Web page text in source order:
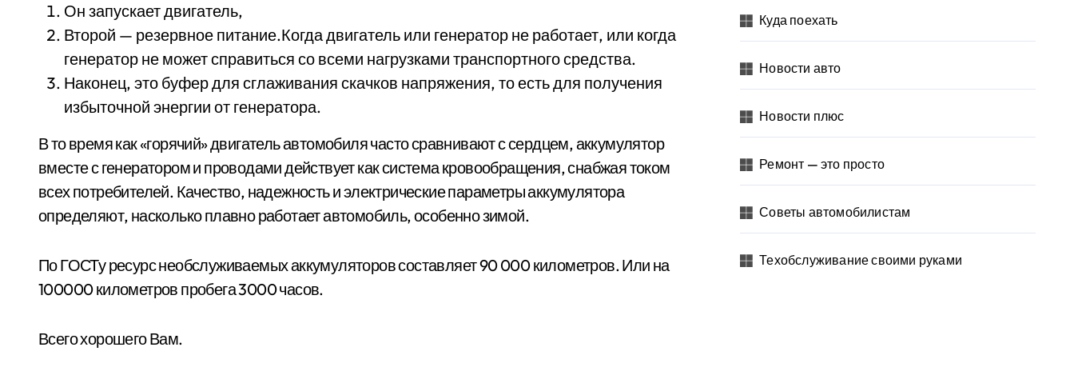
Он запускает двигатель,
Второй — резервное питание.Когда двигатель или генератор не работает, или когда
генератор не может справиться со всеми нагрузками транспортного средства.
Наконец, это буфер для сглаживания скачков напряжения, то есть для получения
избыточной энергии от генератора.
В то время как «горячий» двигатель автомобиля часто сравнивают с сердцем, аккумулятор
вместе с генератором и проводами действует как система кровообращения, снабжая током
всех потребителей. Качество, надежность и электрические параметры аккумулятора
определяют, насколько плавно работает автомобиль, особенно зимой.
По ГОСТу ресурс необслуживаемых аккумуляторов составляет 90 000 километров. Или на
100000 километров пробега 3000 часов.
Всего хорошего Вам.
Куда поехать
Новости авто
Новости плюс
Ремонт — это просто
Советы автомобилистам
Техобслуживание своими руками